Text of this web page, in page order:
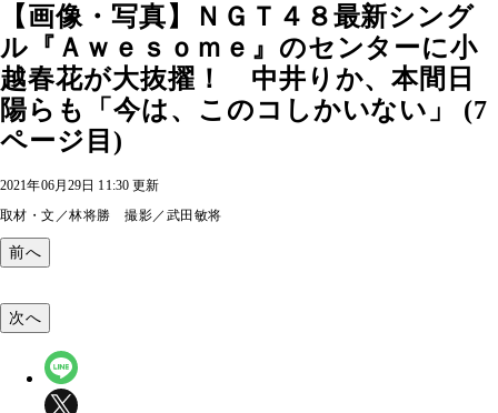
【画像・写真】ＮＧＴ４８最新シング
ル『Ａｗｅｓｏｍｅ』のセンターに小
越春花が大抜擢！ 中井りか、本間日
陽らも「今は、このコしかいない」 (7
ページ目)
2021年06月29日 11:30 更新
取材・文／林将勝 撮影／武田敏将
前へ
次へ